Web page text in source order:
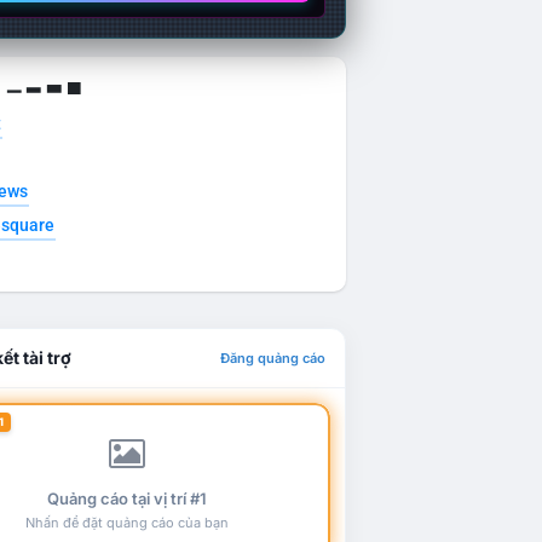
▁ ▂ ▃ ▄
tài trợ Đăng quảng cáo
Quảng cáo tại vị trí #1
Nhấn để đặt quảng cáo của bạn